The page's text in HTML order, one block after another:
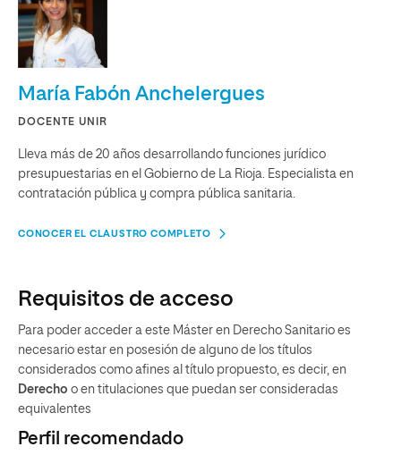
María Fabón Anchelergues
DOCENTE UNIR
Lleva más de 20 años desarrollando funciones jurídico
presupuestarias en el Gobierno de La Rioja. Especialista en
contratación pública y compra pública sanitaria.
CONOCER EL CLAUSTRO COMPLETO
Requisitos de acceso
Para poder acceder a este Máster en Derecho Sanitario es
necesario estar en posesión de alguno de los títulos
considerados como afines al título propuesto, es decir, en
Derecho o en titulaciones que puedan ser consideradas
equivalentes
Perfil recomendado